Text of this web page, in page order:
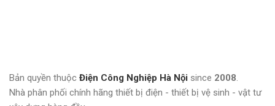
Bản quyền thuộc Điện Công Nghiệp Hà Nội since 2008.
Nhà phân phối chính hãng thiết bị điện - thiết bị vệ sinh - vật tư